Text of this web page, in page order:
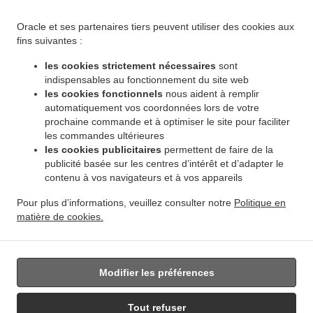
Oracle et ses partenaires tiers peuvent utiliser des cookies aux
fins suivantes :
les cookies strictement nécessaires sont
indispensables au fonctionnement du site web
les cookies fonctionnels nous aident à remplir
automatiquement vos coordonnées lors de votre
prochaine commande et à optimiser le site pour faciliter
les commandes ultérieures
les cookies publicitaires permettent de faire de la
publicité basée sur les centres d’intérêt et d’adapter le
contenu à vos navigateurs et à vos appareils
Pour plus d’informations, veuillez consulter notre Politique en
matière de cookies.
Tout refuser
Modifier les préférences
cuisinés African Food Winnipeg Vista
.
cuisinés African Food Winnipeg River Park South Livraison de plats cuisinés African
Food Winnipeg Powerview . Livraison de plats cuisinés African Food Winnipeg
Middlechurch . Livraison de plats cuisinés African Food Winnipeg Vermette . Livraison de
.
Livraison de plats cuisinés African Food East Saint Paul Ki l- Cona Park Livraison
de plats cuisinés African Food East Saint Paul . Livraison de plats cuisinés African Food
cuisinés African Food Traverse Bay